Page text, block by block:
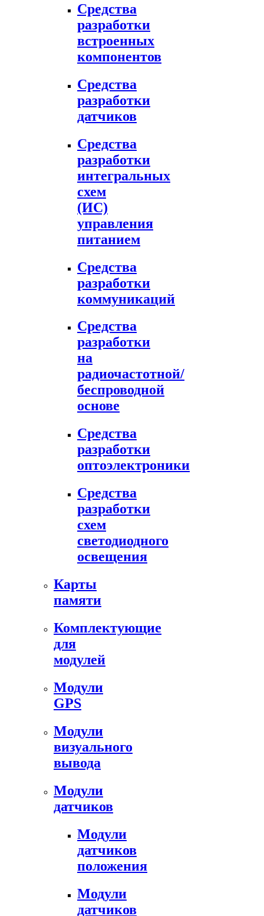
Средства
разработки
встроенных
компонентов
Средства
разработки
датчиков
Средства
разработки
интегральных
схем
(ИС)
управления
питанием
Средства
разработки
коммуникаций
Средства
разработки
на
радиочастотной/
беспроводной
основе
Средства
разработки
оптоэлектроники
Средства
разработки
схем
светодиодного
освещения
Карты
памяти
Комплектующие
для
модулей
Модули
GPS
Модули
визуального
вывода
Модули
датчиков
Модули
датчиков
положения
Модули
датчиков